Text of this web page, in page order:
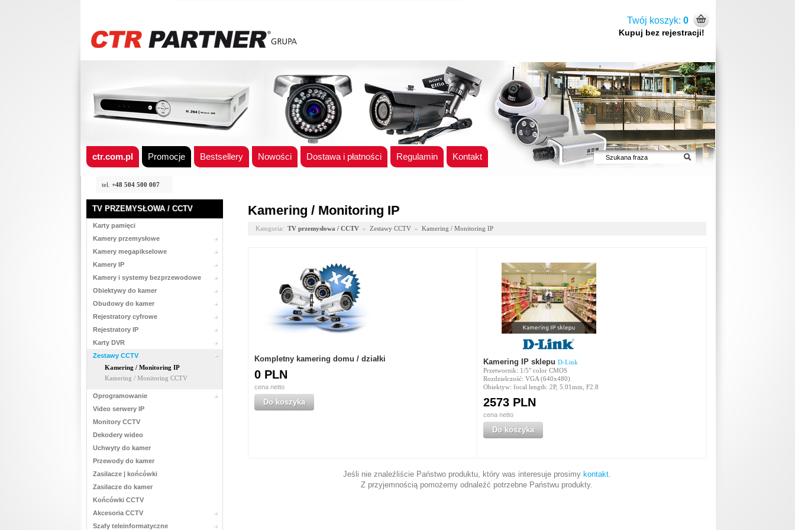
tel. +48 504 500 007
Twój koszyk: 0
Kupuj bez rejestracji!
ctr.com.pl Promocje Bestsellery Nowości Dostawa i płatności Regulamin Kontakt
TV PRZEMYSŁOWA / CCTV
Karty pamięci
Kamery przemysłowe
Kamery megapikselowe
Kamery IP
Kamery i systemy bezprzewodowe
Obiektywy do kamer
Obudowy do kamer
Rejestratory cyfrowe
Rejestratory IP
Karty DVR
Zestawy CCTV
Kamering / Monitoring IP
Kamering / Monitoring CCTV
Oprogramowanie
Video serwery IP
Monitory CCTV
Dekodery wideo
Uchwyty do kamer
Przewody do kamer
Zasilacze | końcówki
Zasilacze do kamer
Końcówki CCTV
Akcesoria CCTV
Szafy teleinformatyczne
Kamering / Monitoring IP
Kategoria: TV przemysłowa / CCTV» Zestawy CCTV» Kamering / Monitoring IP
Kompletny kamering domu / działki
0 PLN
cena netto
Do koszyka
Kamering IP sklepu D-Link
Przetwornik: 1/5" color CMOS
Rozdzielczość: VGA (640x480)
Obiektyw: focal length: 2P, 5.01mm, F2.8
2573 PLN
cena netto
Do koszyka
Jeśli nie znaleźliście Państwo produktu, który was interesuje prosimy kontakt.
Z przyjemnością pomożemy odnaleźć potrzebne Państwu produkty.